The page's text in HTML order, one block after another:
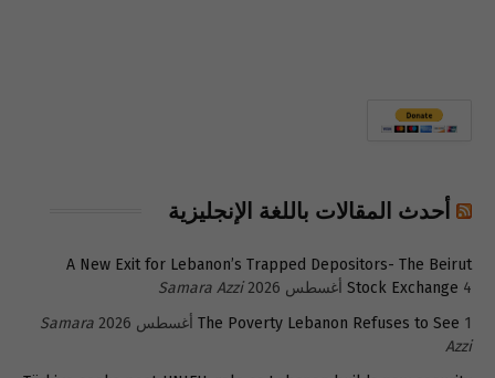
أحدث المقالات باللغة الإنجليزية
A New Exit for Lebanon’s Trapped Depositors- The Beirut
Stock Exchange 4 أغسطس 2026
Samara Azzi
The Poverty Lebanon Refuses to See 1 أغسطس 2026
Samara
Azzi